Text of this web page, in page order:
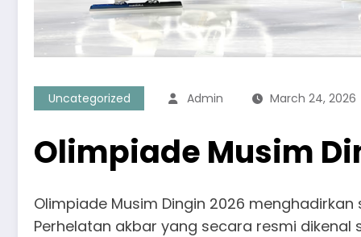
Uncategorized Admin March 24, 2026
Olimpiade Musim
Olimpiade Musim Dingin 2026
Perhelatan akbar yang secara resmi